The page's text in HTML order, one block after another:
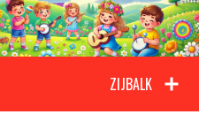
Kinderliedjes
ZIJBALK